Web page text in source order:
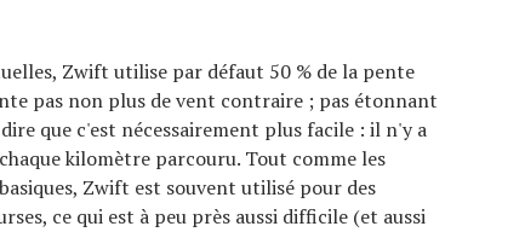
Zwift utilise par défaut 50 % de la pente
pas non plus de vent contraire ; pas étonnant
que c'est nécessairement plus facile : il n'y a
kilomètre parcouru. Tout comme les
Zwift est souvent utilisé pour des
ce qui est à peu près aussi difficile (et aussi